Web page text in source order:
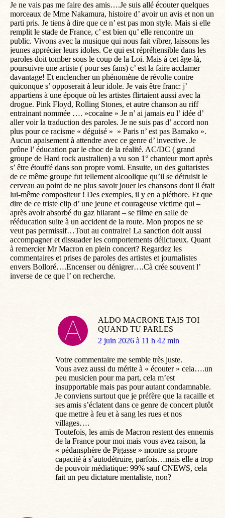
Je ne vais pas me faire des amis….Je suis allé écouter quelques
morceaux de Mme Nakamura, histoire d’ avoir un avis et non un
parti pris. Je tiens à dire que ce n’ est pas mon style. Mais si elle
remplit le stade de France, c’ est bien qu’ elle rencontre un
public. Vivons avec la musique qui nous fait vibrer, laissons les
jeunes apprécier leurs idoles. Ce qui est répréhensible dans les
paroles doit tomber sous le coup de la Loi. Mais à cet âge-là,
poursuivre une artiste ( pour ses fans) c’ est la faire acclamer
davantage! Et enclencher un phénomène de révolte contre
quiconque s’ opposerait à leur idole. Je vais être franc: j’
appartiens à une époque où les artistes flirtaient aussi avec la
drogue. Pink Floyd, Rolling Stones, et autre chanson au riff
entrainant nommée …. »cocaïne » Je n’ ai jamais eu l’ idée d’
aller voir la traduction des paroles. Je ne suis pas d’ accord non
plus pour ce racisme « déguisé » » Paris n’ est pas Bamako ».
Aucun apaisement à attendre avec ce genre d’ invective. Je
prône l’ éducation par le choc de la réalité. AC/DC ( grand
groupe de Hard rock australien) a vu son 1° chanteur mort après
s’ être étouffé dans son propre vomi. Ensuite, un des guitaristes
de ce même groupe fut tellement alcoolique qu’il se détruisit le
cerveau au point de ne plus savoir jouer les chansons dont il était
lui-même compositeur ! Des exemples, il y en a pléthore. Et que
dire de ce triste clip d’ une jeune et courageuse victime qui –
après avoir absorbé du gaz hilarant – se filme en salle de
rééducation suite à un accident de la route. Mon propos ne se
veut pas permissif…Tout au contraire! La sanction doit aussi
accompagner et dissuader les comportements délictueux. Quant
à remercier Mr Macron en plein concert? Regardez les
commentaires et prises de paroles des artistes et journalistes
envers Bolloré….Encenser ou dénigrer….Cà crée souvent l’
inverse de ce que l’ on recherche.
ALDO MACRONE TAIS TOI
QUAND TU PARLES
dit
2 juin 2026 à 11 h 42 min
Votre commentaire me semble très juste.
Vous avez aussi du mérite à « écouter » cela….un
peu musicien pour ma part, cela m’est
insupportable mais pas pour autant condamnable.
Je conviens surtout que je préfère que la racaille et
ses amis s’éclatent dans ce genre de concert plutôt
que mettre à feu et à sang les rues et nos
villages….
Toutefois, les amis de Macron restent des ennemis
de la France pour moi mais vous avez raison, la
« pédansphère de Pigasse » montre sa propre
capacité à s’autodétruire, parfois…mais elle a trop
de pouvoir médiatique: 99% sauf CNEWS, cela
fait un peu dictature mentaliste, non?